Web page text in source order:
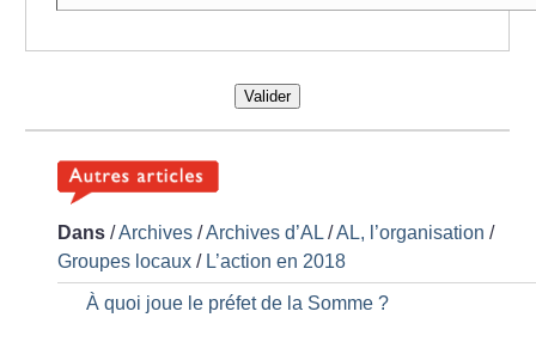
Valider
Dans /Archives /Archives d’AL /AL, l’organisation /
Groupes locaux / L’action en 2018
À quoi joue le préfet de la Somme ?